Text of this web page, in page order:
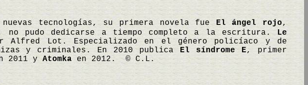
tecnologías, su primera novela fue El ángel rojo,
no pudo dedicarse a tiempo completo a la escritura. Le
Lot. Especializado en el género policíaco y de
y criminales. En 2010 publica El síndrome E, primer
2011 yAtomka en 2012. © C.L.